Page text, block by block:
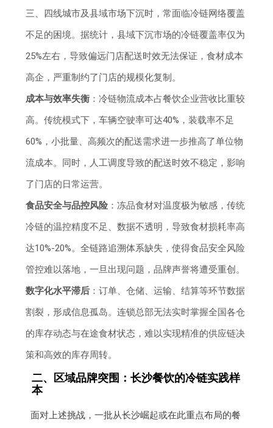
三、四线城市及县域市场下沉时，常面临冷链网络覆盖
不足的困境。据统计，县域下沉市场的冷链覆盖率仅为
25%左右，导致偏远门店配送时效无法保证，食材成本
高企，严重制约了门店的规模化复制。
成本与效率失衡 ：冷链物流成本占餐饮企业营收比重较
高。传统模式下，车辆空驶率可达40%，装载率不足
60%，小批量、高频次的配送需求进一步推高了单位物
流成本。同时，人工调度导致的配送时效不稳定，影响
了门店的日常运营。
食品安全与品控风险 ：冻品食材对温度极为敏感，传统
冷链的温控精度不足、数据不透明，导致食材损耗率高
达10%-20%。全链路追溯体系缺失，使得食品安全风险
管控难以落地，一旦出现问题，品牌声誉将遭受重创。
数字化水平滞后 ：订单、仓储、运输、结算等环节数据
割裂，形成信息孤岛。连锁总部无法实时掌握全国各仓
的库存动态与在途食材状态，难以实现精准的供应链决
策和高效的库存周转。
二、区域品牌突围：长沙餐饮的冷链实践样
本
面对上述挑战，一批从长沙崛起或在此重点布局的餐